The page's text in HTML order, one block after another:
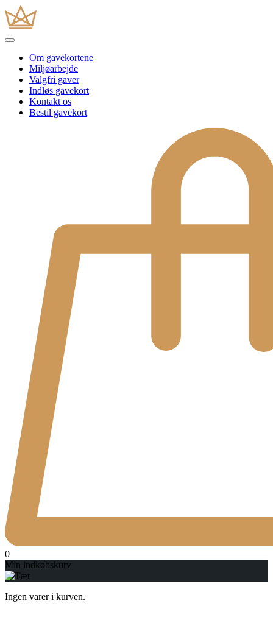
Om gavekortene
Miljøarbejde
Valgfri gaver
Indløs gavekort
Kontakt os
Bestil gavekort
0
Min indkøbskurv
Ingen varer i kurven.